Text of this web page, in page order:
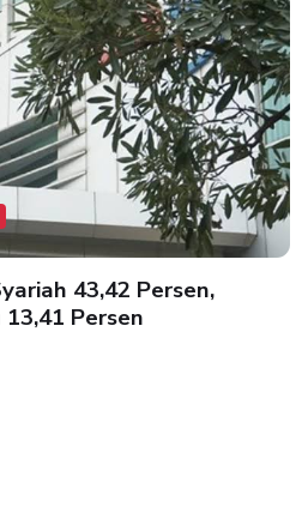
43,42 Persen,
Persen